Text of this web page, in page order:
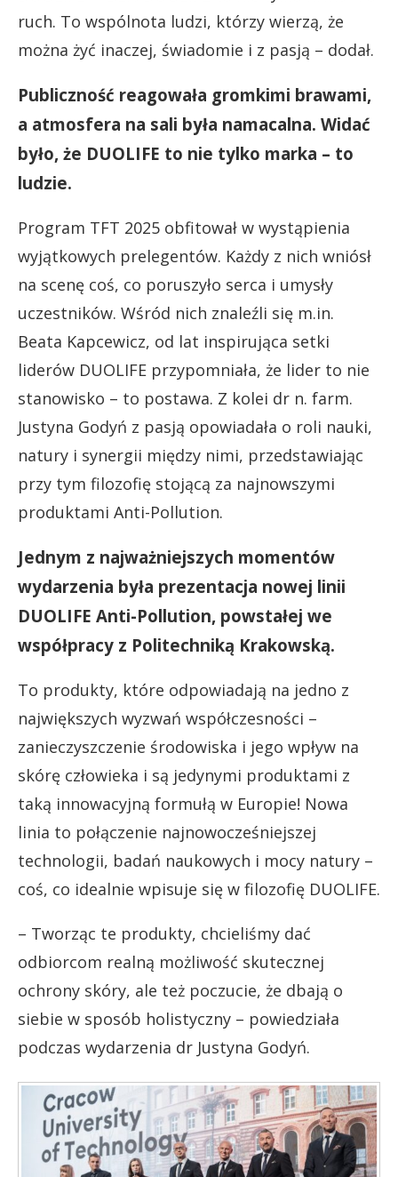
ruch. To wspólnota ludzi, którzy wierzą, że
można żyć inaczej, świadomie i z pasją – dodał.
Publiczność reagowała gromkimi brawami,
a atmosfera na sali była namacalna. Widać
było, że DUOLIFE to nie tylko marka – to
ludzie.
Program TFT 2025 obfitował w wystąpienia
wyjątkowych prelegentów. Każdy z nich wniósł
na scenę coś, co poruszyło serca i umysły
uczestników. Wśród nich znaleźli się m.in.
Beata Kapcewicz, od lat inspirująca setki
liderów DUOLIFE przypomniała, że lider to nie
stanowisko – to postawa. Z kolei dr n. farm.
Justyna Godyń z pasją opowiadała o roli nauki,
natury i synergii między nimi, przedstawiając
przy tym filozofię stojącą za najnowszymi
produktami Anti-Pollution.
Jednym z najważniejszych momentów
wydarzenia była prezentacja nowej linii
DUOLIFE Anti-Pollution, powstałej we
współpracy z Politechniką Krakowską.
To produkty, które odpowiadają na jedno z
największych wyzwań współczesności –
zanieczyszczenie środowiska i jego wpływ na
skórę człowieka i są jedynymi produktami z
taką innowacyjną formułą w Europie! Nowa
linia to połączenie najnowocześniejszej
technologii, badań naukowych i mocy natury –
coś, co idealnie wpisuje się w filozofię DUOLIFE.
– Tworząc te produkty, chcieliśmy dać
odbiorcom realną możliwość skutecznej
ochrony skóry, ale też poczucie, że dbają o
siebie w sposób holistyczny – powiedziała
podczas wydarzenia dr Justyna Godyń.